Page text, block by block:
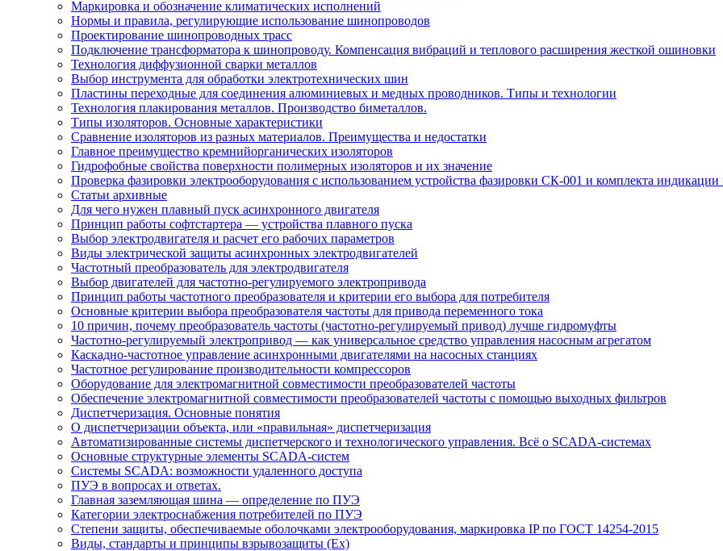
Маркировка и обозначение климатических исполнений
Нормы и правила, регулирующие использование шинопроводов
Проектирование шинопроводных трасс
Подключение трансформатора к шинопроводу. Компенсация вибраций и теплового расширения жесткой ошиновки
Технология диффузионной сварки металлов
Выбор инструмента для обработки электротехнических шин
Пластины переходные для соединения алюминиевых и медных проводников. Типы и технологии
Технология плакирования металлов. Производство биметаллов.
Типы изоляторов. Основные характеристики
Сравнение изоляторов из разных материалов. Преимущества и недостатки
Главное преимущество кремнийорганических изоляторов
Гидрофобные свойства поверхности поли мерных изоляторов и их значение
Проверка фазировки электрооборудования с использованием устройства фазировки СК-001 и комплекта
Статьи архивные
Для чего нужен плавный пуск асинхронного двигателя
Принцип работы софтстартера — устройства плавного пуска
Выбор электродвигателя и расчет его рабочих параметров
Виды электрической защиты асинхронных электродвигателей
Частотный преобразователь для электродвигателя
Выбор двигателей для частотно-регулируемого электропривода
Принцип работы частотного преобразователя и критерии его выбора для потребителя
Основные критерии выбора преобразователя частоты для привода переменного тока
10 причин, почему преобразователь частоты (частотно-регулируемый привод) лучше гидромуфты
Частотно-регулируемый электропривод — как универсальное средство управления насосным агрегатом
Каскадно-частотное управление асинхронными двигателями на насосных станциях
Частотное регулирование производительности компрессоров
Оборудование для электромагнитной совместимости преобразователей частоты
Обеспечение электромагнитной совместимости преобразователей частоты с помощью выходных фильтров
Диспетчеризация. Основные понятия
О диспетчеризации объекта, или «правильная» диспетчеризация
Автоматизированные системы диспетчерского и технологического управления. Всё о SCADA-системах
Основные структурные элементы SCADA-систем
Системы SCADA: возможности удаленного доступа
ПУЭ в вопросах и ответах.
Главная заземляющая шина — определение по ПУЭ
Категории электроснабжения потребителей по ПУЭ
Степени защиты, обеспечиваемые оболочками электрооборудования, маркировка IP по ГОСТ 14254-2015
Виды, стандарты и принципы взрывозащиты (Ex)